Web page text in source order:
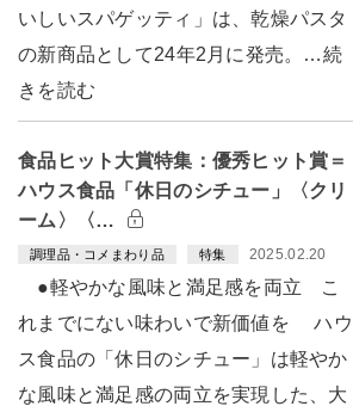
いしいスパゲッティ」は、乾燥パスタ
の新商品として24年2月に発売。…続
きを読む
食品ヒット大賞特集：優秀ヒット賞＝
ハウス食品「休日のシチュー」〈クリ
ーム〉〈…
調理品・コメまわり品 特集 2025.02.20
●軽やかな風味と満足感を両立 こ
れまでにない味わいで新価値を ハウ
ス食品の「休日のシチュー」は軽やか
な風味と満足感の両立を実現した、大